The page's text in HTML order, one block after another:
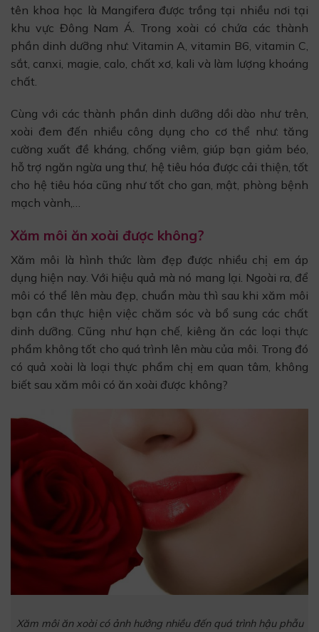
tên khoa học là Mangifera được trồng tại nhiều nơi tại
khu vực Đông Nam Á. Trong xoài có chứa các thành
phần dinh dưỡng như: Vitamin A, vitamin B6, vitamin C,
sắt, canxi, magie, calo, chất xơ, kali và làm lượng khoáng
chất.
Cùng với các thành phần dinh dưỡng dồi dào như trên,
xoài đem đến nhiều công dụng cho cơ thể như: tăng
cường xuất đề kháng, chống viêm, giúp bạn giảm béo,
hỗ trợ ngăn ngừa ung thư, hệ tiêu hóa được cải thiện, tốt
cho hệ tiêu hóa cũng như tốt cho gan, mật, phòng bệnh
mạch vành,…
Xăm môi ăn xoài được không?
Xăm môi là hình thức làm đẹp được nhiều chị em áp
dụng hiện nay. Với hiệu quả mà nó mang lại. Ngoài ra, để
môi có thể lên màu đẹp, chuẩn màu thì sau khi xăm môi
bạn cần thực hiện việc chăm sóc và bổ sung các chất
dinh dưỡng. Cũng như hạn chế, kiêng ăn các loại thực
phẩm không tốt cho quá trình lên màu của môi. Trong đó
có quả xoài là loại thực phẩm chị em quan tâm, không
biết sau xăm môi có ăn xoài được không?
Xăm môi ăn xoài có ảnh hưởng nhiều đến quá trình hậu phẫu